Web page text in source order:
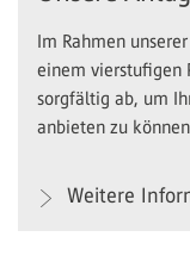
Im Rahmen
einem vierstufigen
sorgfältig ab, um
anbieten zu
Weitere